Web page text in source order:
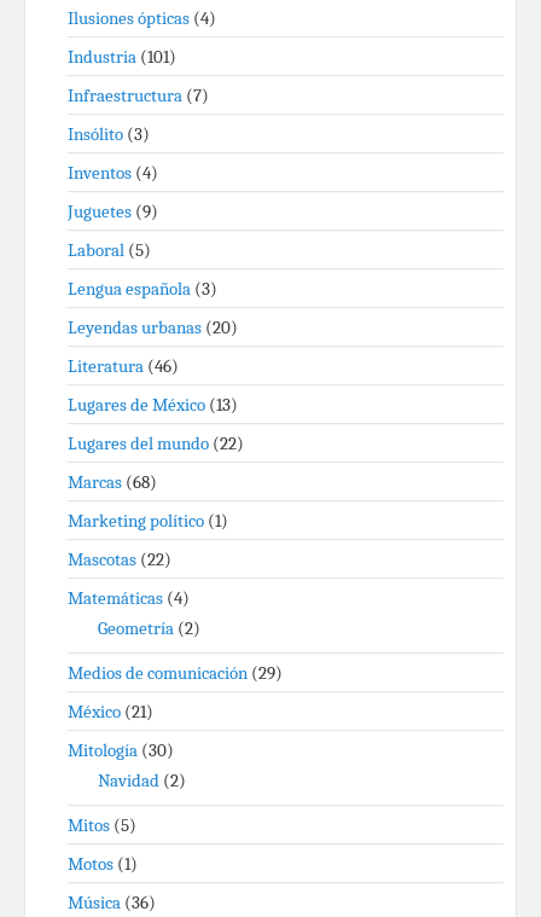
Ilusiones ópticas (4)
Industria (101)
Infraestructura (7)
Insólito (3)
Inventos (4)
Juguetes (9)
Laboral (5)
Lengua española (3)
Leyendas urbanas (20)
Literatura (46)
Lugares de México (13)
Lugares del mundo (22)
Marcas (68)
Marketing político (1)
Mascotas (22)
Matemáticas (4)
Geometría (2)
Medios de comunicación (29)
México (21)
Mitología (30)
Navidad (2)
Mitos (5)
Motos (1)
Música (36)